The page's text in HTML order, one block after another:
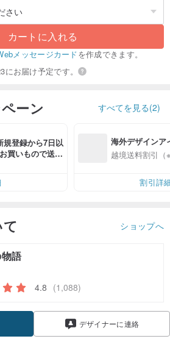
カートに入れる
メッセージカードを作成できます。
にお届け予定です。
ーン すべてを見る(2)
規登録から7日以
買いもので送料
海外デザインア
入
越境送料割引（
割引詳
ショップへ
語
4.8 (1,088)
デザイナーに連絡